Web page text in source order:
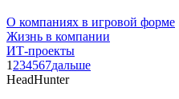
О компаниях в игровой форме
Жизнь в компании
ИТ-проекты
1 234567дальше
HeadHunter